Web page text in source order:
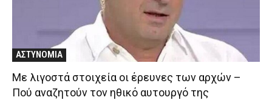
ΑΣΤΥΝΟΜΙΑ
Με λιγοστά στοιχεία οι έρευνες των αρχών –
Πού αναζητούν τον ηθικό αυτουργό της